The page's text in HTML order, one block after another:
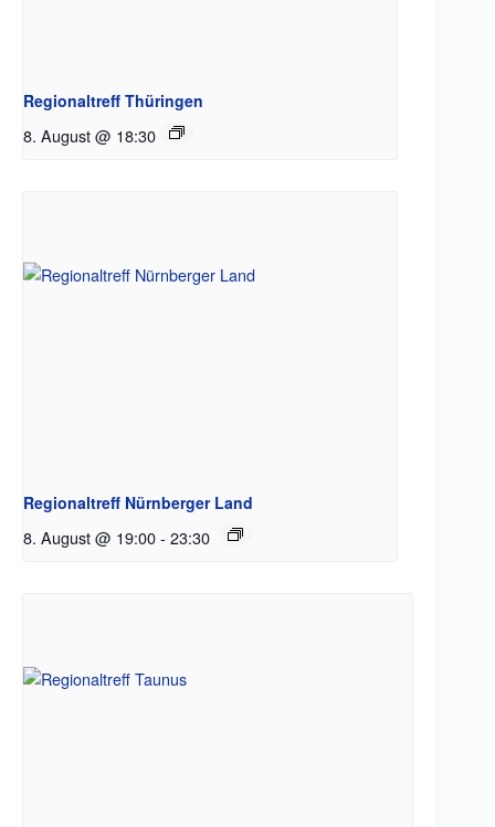
Regionaltreff Thüringen
8. August @ 18:30
Regionaltreff Nürnberger Land
8. August @ 19:00- 23:30